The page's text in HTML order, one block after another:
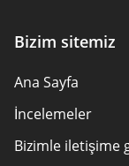
Bizim sitemiz
Ana Sayfa
İncelemeler
Bizimle iletişime